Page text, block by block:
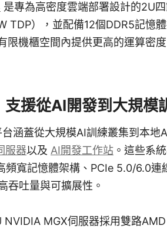
是專為高密度雲端部署設計的2U
TDP），並配備12個DDR5記憶
限機櫃空間內提供更高的運算密
援從AI開發到大規模
涵蓋從大規模AI訓練叢集到本地
服器以及 AI開發工作站 。這些系
頻寬記憶體架構、PCIe 5.0/6.0
吞吐量與可擴展性。
NVIDIA MGX伺服器採用雙路